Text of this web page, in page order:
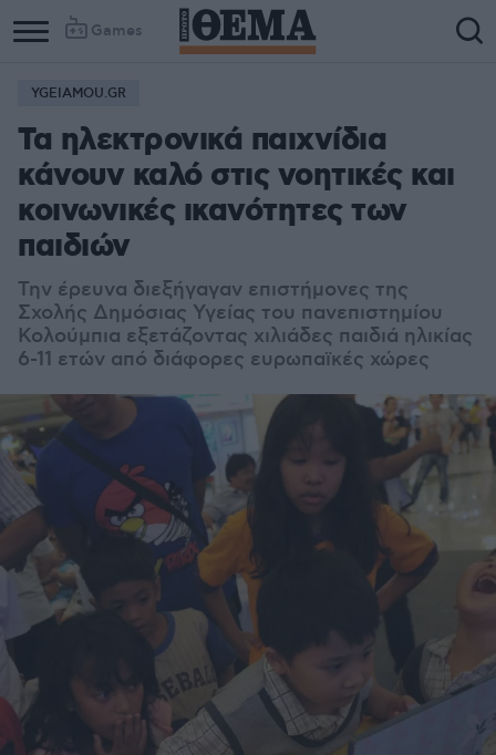
Games
YGEIAMOU.GR
Τα ηλεκτρονικά παιχνίδια
κάνουν καλό στις νοητικές και
κοινωνικές ικανότητες των
παιδιών
Την έρευνα διεξήγαγαν επιστήμονες της
Σχολής Δημόσιας Υγείας του πανεπιστημίου
Κολούμπια εξετάζοντας χιλιάδες παιδιά ηλικίας
6-11 ετών από διάφορες ευρωπαϊκές χώρες